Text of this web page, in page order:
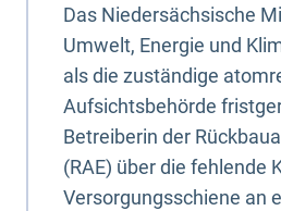
Das Niedersächsische
Umwelt, Energie und
als die zuständige
Aufsichtsbehörde
Betreiberin der
(RAE) über die fehlende
Versorgungsschiene an